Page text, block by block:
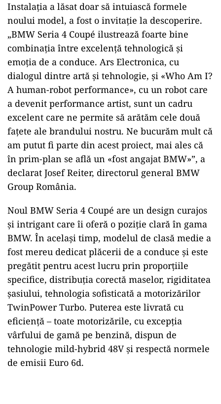
Instalaţia a lăsat doar să intuiască formele
noului model, a fost o invitaţie la descoperire.
„BMW Seria 4 Coupé ilustrează foarte bine
combinaţia între excelenţă tehnologică şi
emoţia de a conduce. Ars Electronica, cu
dialogul dintre artă şi tehnologie, şi «Who Am I?
A human-robot performance», cu un robot care
a devenit performance artist, sunt un cadru
excelent care ne permite să arătăm cele două
faţete ale brandului nostru. Ne bucurăm mult că
am putut fi parte din acest proiect, mai ales că
în prim-plan se află un «fost angajat BMW»”, a
declarat Josef Reiter, directorul general BMW
Group România.
Noul BMW Seria 4 Coupé are un design curajos
și intrigant care îi oferă o poziţie clară în gama
BMW. În acelaşi timp, modelul de clasă medie a
fost mereu dedicat plăcerii de a conduce și este
pregătit pentru acest lucru prin proporţiile
specifice, distribuţia corectă maselor, rigiditatea
şasiului, tehnologia sofisticată a motorizărilor
TwinPower Turbo. Puterea este livrată cu
eficienţă – toate motorizările, cu excepţia
vârfului de gamă pe benzină, dispun de
tehnologie mild-hybrid 48V şi respectă normele
de emisii Euro 6d.